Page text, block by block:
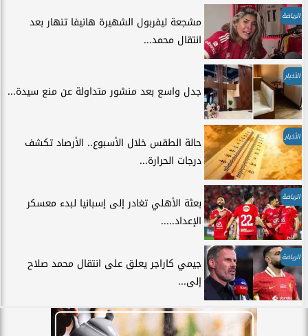
الرياضة
مشجعة ليفربول الشهيرة هانيفا تنهار بعد
انتقال محمد...
الأخبار
جدل واسع بعد منشور متداولة عن منع سيدة...
الأخبار
حالة الطقس خلال الأسبوع.. الأرصاد تكشف
درجات الحرارة...
الرياضة
بعثة الأهلي تغادر إلى إسبانيا لبدء معسكر
الإعداد.....
الرياضة
جيمي كاراجر يعلق على انتقال محمد صلاح
إلى...